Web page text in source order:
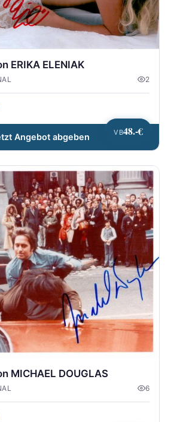
VB48.-€
ERIKA ELENIAK
2
Angebot abgeben
MICHAEL DOUGLAS
6